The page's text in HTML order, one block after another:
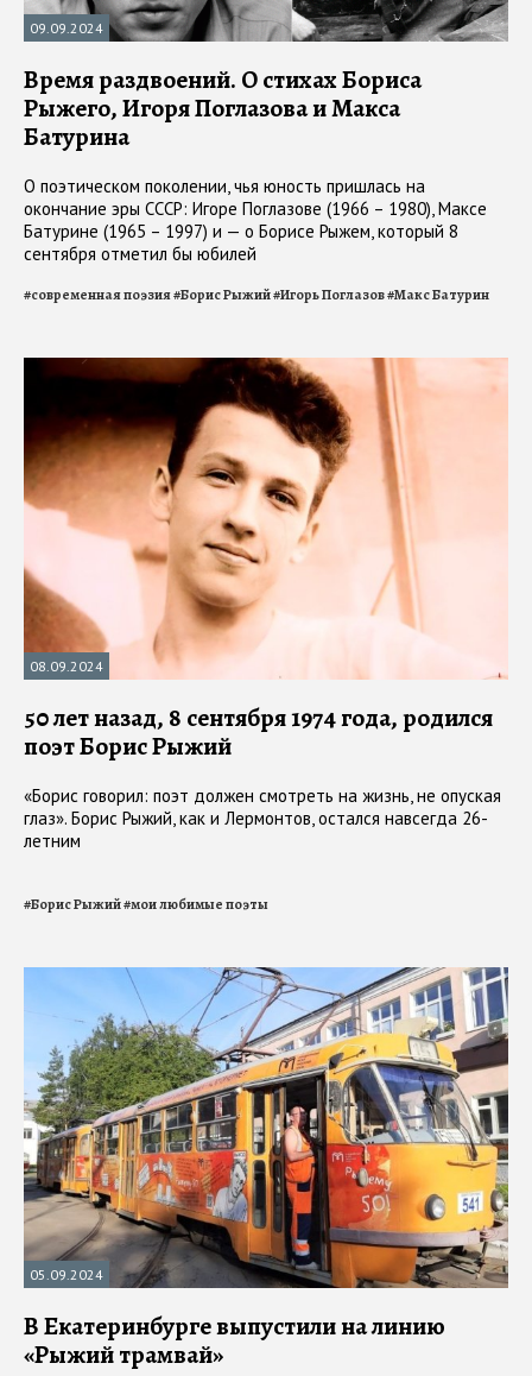
09.09.2024
Время раздвоений. О стихах Бориса
Рыжего, Игоря Поглазова и Макса
Батурина
О поэтическом поколении, чья юность пришлась на
окончание эры СССР: Игоре Поглазове (1966 – 1980), Максе
Батурине (1965 – 1997) и — о Борисе Рыжем, который 8
сентября отметил бы юбилей
#современная поэзия#Борис Рыжий#Игорь Поглазов#Макс Батурин
08.09.2024
50 лет назад, 8 сентября 1974 года, родился
поэт Борис Рыжий
«Борис говорил: поэт должен смотреть на жизнь, не опуская
глаз». Борис Рыжий, как и Лермонтов, остался навсегда 26-
летним
#Борис Рыжий#мои любимые поэты
05.09.2024
В Екатеринбурге выпустили на линию
«Рыжий трамвай»